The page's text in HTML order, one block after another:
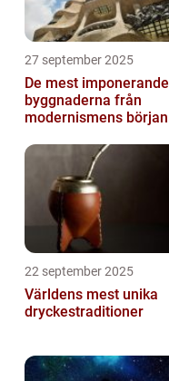
27 september 2025
De mest imponerande
byggnaderna från
modernismens början
22 september 2025
Världens mest unika
dryckestraditioner